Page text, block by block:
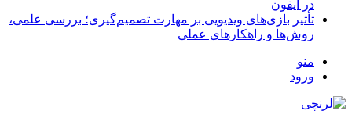
در آیفون
تأثیر بازی‌های ویدیویی بر مهارت تصمیم‌گیری؛ بررسی علمی،
روش‌ها و راهکارهای عملی
منو
ورود